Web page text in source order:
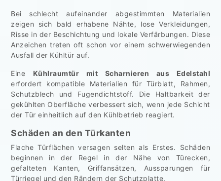
Bei schlecht aufeinander abgestimmten Materialien
zeigen sich bald erhabene Nähte, lose Verkleidungen,
Risse in der Beschichtung und lokale Verfärbungen. Diese
Anzeichen treten oft schon vor einem schwerwiegenden
Ausfall der Kühltür auf.
Eine Kühlraumtür mit Scharnieren aus Edelstahl
erfordert kompatible Materialien für Türblatt, Rahmen,
Schutzblech und Fugendichtstoff. Die Haltbarkeit der
gekühlten Oberfläche verbessert sich, wenn jede Schicht
der Tür einheitlich auf den Kühlbetrieb reagiert.
Schäden an den Türkanten
Flache Türflächen versagen selten als Erstes. Schäden
beginnen in der Regel in der Nähe von Türecken,
gefalteten Kanten, Griffansätzen, Aussparungen für
Türriegel und den Rändern der Schutzplatte.